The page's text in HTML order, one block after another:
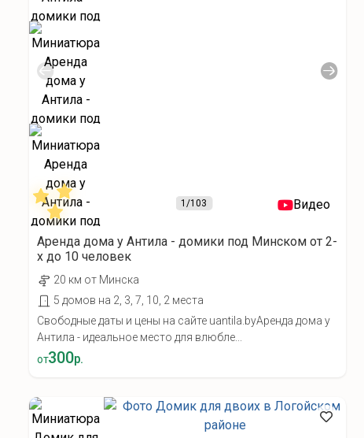
1/103 Видео
Аренда дома у Антила - домики под Минском от 2-
х до 10 человек
20 км от Минска
5 домов на 2, 3, 7, 10, 2 места
Свободные даты и цены на сайте uantila.byАренда дома у
Антила - идеальное место для влюбле...
от300р.